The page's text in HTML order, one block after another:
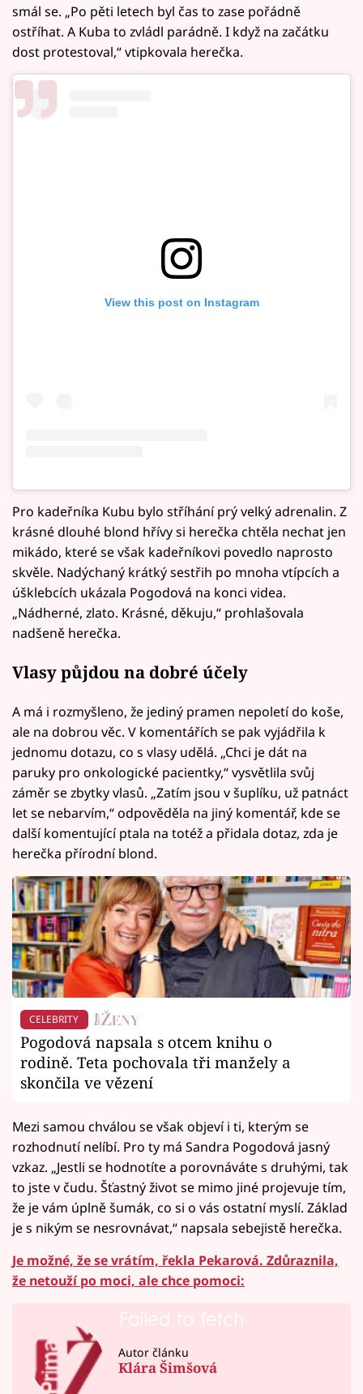
smál se. „Po pěti letech byl čas to zase pořádně
ostříhat. A Kuba to zvládl parádně. I když na začátku
dost protestoval,“ vtipkovala herečka.
View this post on Instagram
Pro kadeřníka Kubu bylo stříhání prý velký adrenalin. Z
krásné dlouhé blond hřívy si herečka chtěla nechat jen
mikádo, které se však kadeřníkovi povedlo naprosto
skvěle. Nadýchaný krátký sestřih po mnoha vtípcích a
úšklebcích ukázala Pogodová na konci videa.
„Nádherné, zlato. Krásné, děkuju,“ prohlašovala
nadšeně herečka.
Vlasy půjdou na dobré účely
A má i rozmyšleno, že jediný pramen nepoletí do koše,
ale na dobrou věc. V komentářích se pak vyjádřila k
jednomu dotazu, co s vlasy udělá. „Chci je dát na
paruky pro onkologické pacientky,“ vysvětlila svůj
záměr se zbytky vlasů. „Zatím jsou v šuplíku, už patnáct
let se nebarvím,“ odpověděla na jiný komentář, kde se
další komentující ptala na totéž a přidala dotaz, zda je
herečka přírodní blond.
CELEBRITY
Pogodová napsala s otcem knihu o
rodině. Teta pochovala tři manžely a
skončila ve vězení
Mezi samou chválou se však objeví i ti, kterým se
rozhodnutí nelíbí. Pro ty má Sandra Pogodová jasný
vzkaz. „Jestli se hodnotíte a porovnáváte s druhými, tak
to jste v čudu. Šťastný život se mimo jiné projevuje tím,
že je vám úplně šumák, co si o vás ostatní myslí. Základ
je s nikým se nesrovnávat,“ napsala sebejistě herečka.
Je možné, že se vrátím, řekla Pekarová. Zdůraznila,
že netouží po moci, ale chce pomoci:
Failed to fetch
Autor článku
Klára Šimšová